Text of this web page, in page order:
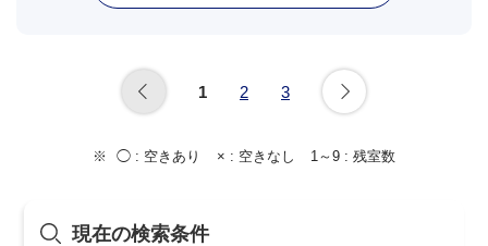
1 2 3
◯ : 空きあり × : 空きなし 1～9 : 残室数
現在の検索条件